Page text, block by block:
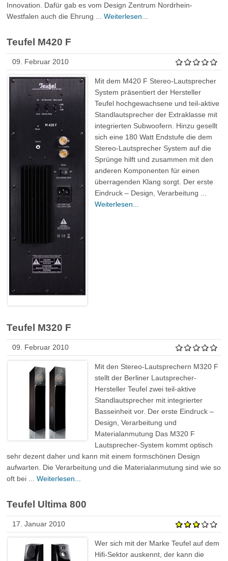
Innovation. Dafür gab es vom Design Zentrum Nordrhein-
Westfalen auch die Ehrung ...Weiterlesen...
Teufel M420 F
09. Februar 2010
Mit dem M420 F Stereo-Lautsprecher
System präsentiert der Hersteller
Teufel hochgewachsene und teil-aktive
Standlautsprecher der Extraklasse mit
integrierten Subwoofern. Hinzu gesellt
sich eine 180 Watt Endstufe die dem
Stereo-Lautsprecher System auf die
Sprünge hilft und zusammen mit den
anderen Komponenten für einen
überragenden Klang sorgt. Der erste
Eindruck – Design, Verarbeitung ...
Weiterlesen...
Teufel M320 F
09. Februar 2010
Mit den Stereo-Lautsprechern M320 F
stellt der Berliner Lautsprecher-
Hersteller Teufel zwei teil-aktive
Standlautsprecher mit integrierter
Basseinheit vor. Der erste Eindruck –
Design, Verarbeitung und
Materialanmutung Das M320 F
Lautsprecher-System kommt optisch
sehr dezent daher und kann mit einem formschönen Design
aufwarten. Die Verarbeitung und die Materialanmutung sind wie so
oft bei ...Weiterlesen...
Teufel Ultima 800
17. Januar 2010
Wer sich mit der Marke Teufel auf dem
Hifi-Sektor auskennt, der kann die